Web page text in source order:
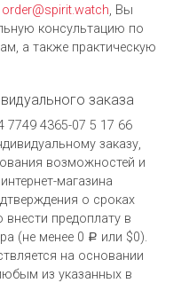
order@spirit.watch, Вы
консультацию по
а также практическую
заказа
7749 4365-07 5 17 66
заказу,
возможностей и
магазина
о сроках
предоплату в
(не менее 0 Р или $0).
на основании
из указанных в